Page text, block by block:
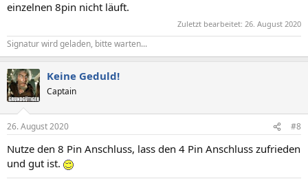
einzelnen 8pin nicht läuft.
Zuletzt bearbeitet: 26. August 2020
Signatur wird geladen, bitte warten...
Keine Geduld!
Captain
26. August 2020 #8
Nutze den 8 Pin Anschluss, lass den 4 Pin Anschluss zufrieden
und gut ist.